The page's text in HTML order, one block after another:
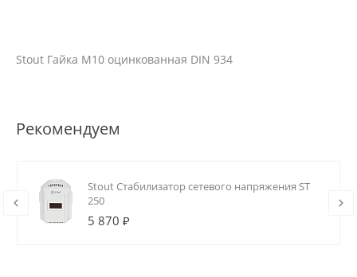
Stout Гайка М10 оцинкованная DIN 934
Рекомендуем
Stout Стабилизатор сетевого напряжения ST
250
5 870 ₽